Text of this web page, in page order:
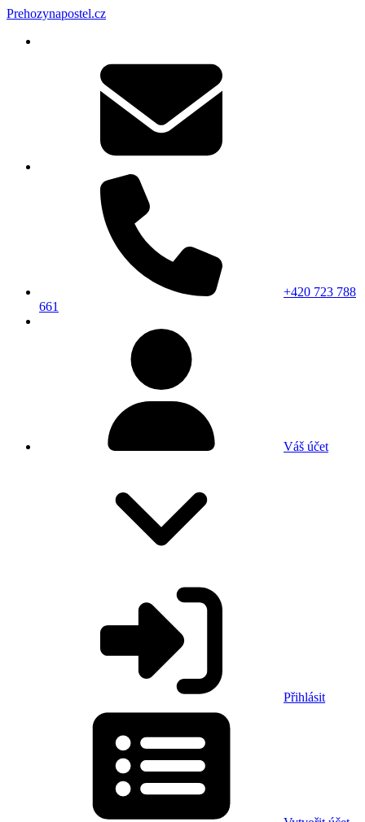
Prehozynapostel.cz
+420 723 788
661
Váš účet
Přihlásit